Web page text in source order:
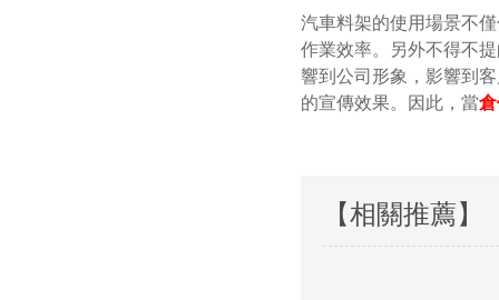
汽車料架的使用場景不僅僅
作業效率。另外不得不
響到公司形象，影響到
的宣傳效果。因此，當
【相關推薦】